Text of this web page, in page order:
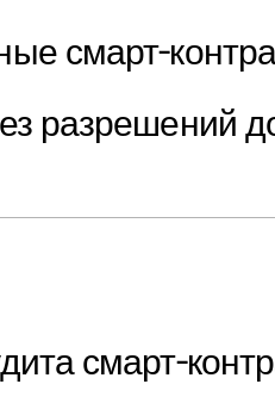
смарт-
разрешений
смарт-